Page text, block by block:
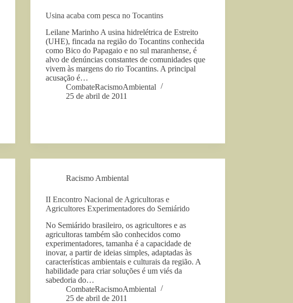
Usina acaba com pesca no Tocantins
Leilane Marinho A usina hidrelétrica de Estreito
(UHE), fincada na região do Tocantins conhecida
como Bico do Papagaio e no sul maranhense, é
alvo de denúncias constantes de comunidades que
vivem às margens do rio Tocantins. A principal
acusação é…
CombateRacismoAmbiental
25 de abril de 2011
Racismo Ambiental
II Encontro Nacional de Agricultoras e
Agricultores Experimentadores do Semiárido
No Semiárido brasileiro, os agricultores e as
agricultoras também são conhecidos como
experimentadores, tamanha é a capacidade de
inovar, a partir de ideias simples, adaptadas às
características ambientais e culturais da região. A
habilidade para criar soluções é um viés da
sabedoria do…
CombateRacismoAmbiental
25 de abril de 2011